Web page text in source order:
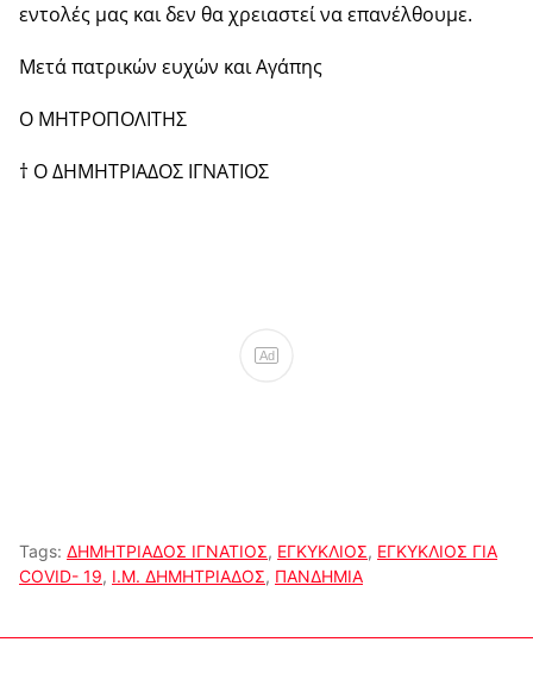
εντολές μας και δεν θα χρειαστεί να επανέλθουμε.
Μετά πατρικών ευχών και Αγάπης
Ο ΜΗΤΡΟΠΟΛΙΤΗΣ
† Ο ΔΗΜΗΤΡΙΑΔΟΣ ΙΓΝΑΤΙΟΣ
Ad
Tags: ΔΗΜΗΤΡΙΑΔΟΣ ΙΓΝΑΤΙΟΣ, ΕΓΚΥΚΛΙΟΣ, ΕΓΚΥΚΛΙΟΣ ΓΙΑ
COVID- 19, Ι.Μ. ΔΗΜΗΤΡΙΑΔΟΣ, ΠΑΝΔΗΜΙΑ